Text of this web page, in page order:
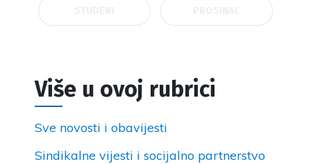
Više u ovoj rubrici
Sve novosti i obavijesti
Sindikalne vijesti i socijalno partnerstvo